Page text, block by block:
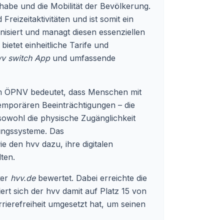
und die Mobilität der Bevölkerung.
und ist somit ein
und managt diesen essenziellen
einheitliche Tarife und
switch Appund umfassende
bedeutet, dass Menschen mit
Beeinträchtigungen – die
die physische Zugänglichkeit
Das
den hvv dazu, ihre digitalen
hvv.debewertet. Dabei erreichte die
sich der hvv damit auf Platz 15 von
umgesetzt hat, um seinen